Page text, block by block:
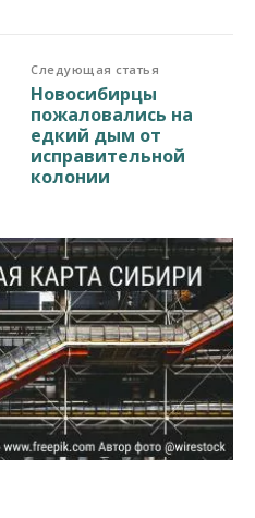
Следующая статья
Новосибирцы
пожаловались на
едкий дым от
исправительной
колонии